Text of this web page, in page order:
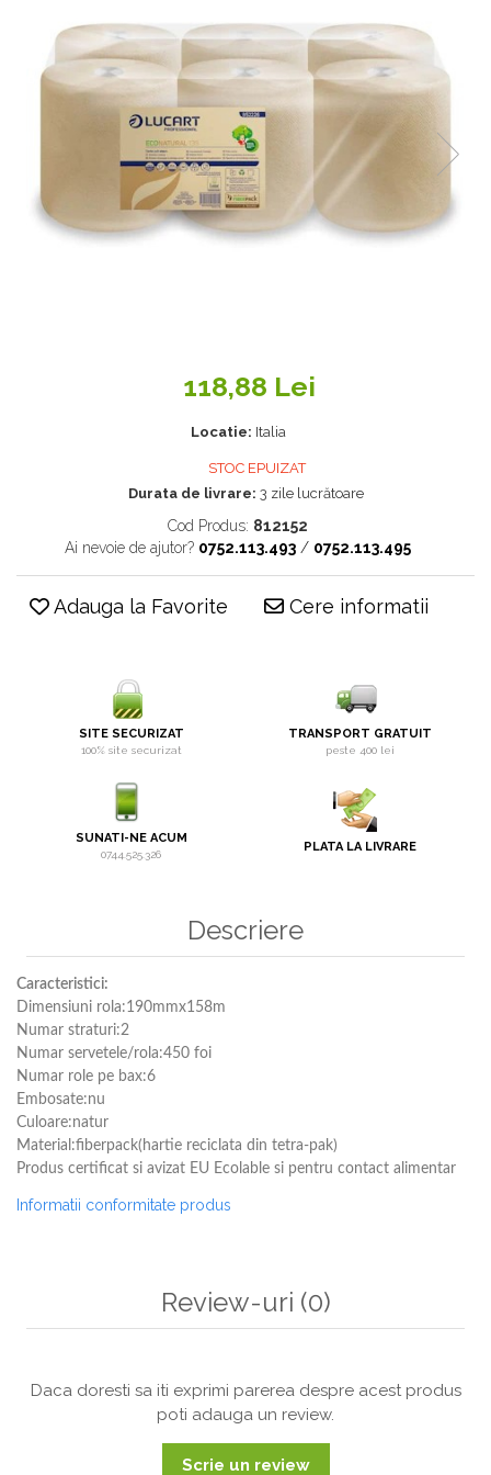
118,88 Lei
Locatie: Italia
STOC EPUIZAT
Durata de livrare: 3 zile lucrătoare
Cod Produs: 812152
Ai nevoie de ajutor? 0752.113.493 / 0752.113.495
Adauga la Favorite Cere informatii
SITE SECURIZAT
100% site securizat
TRANSPORT GRATUIT
peste 400 lei
SUNATI-NE ACUM
0744.525.326
PLATA LA LIVRARE
Descriere
Caracteristici:
Dimensiuni rola:190mmx158m
Numar straturi:2
Numar servetele/rola:450 foi
Numar role pe bax:6
Embosate:nu
Culoare:natur
Material:fiberpack(hartie reciclata din tetra-pak)
Produs certificat si avizat EU Ecolable si pentru contact alimentar
Informatii conformitate produs
Review-uri (0)
Daca doresti sa iti exprimi parerea despre acest produs
poti adauga un review.
Scrie un review